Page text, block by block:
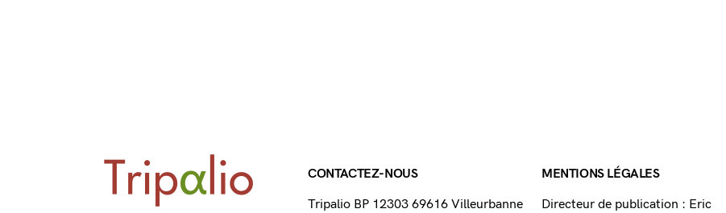
CONTACTEZ-NOUS
Tripalio BP 12303 69616 Villeurbanne
MENTIONS LÉGALES
Directeur de publication : Eric